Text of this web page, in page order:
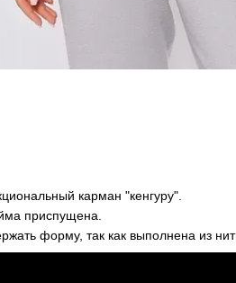
карман "кенгуру".
приспущена.
форму, так как выполнена из